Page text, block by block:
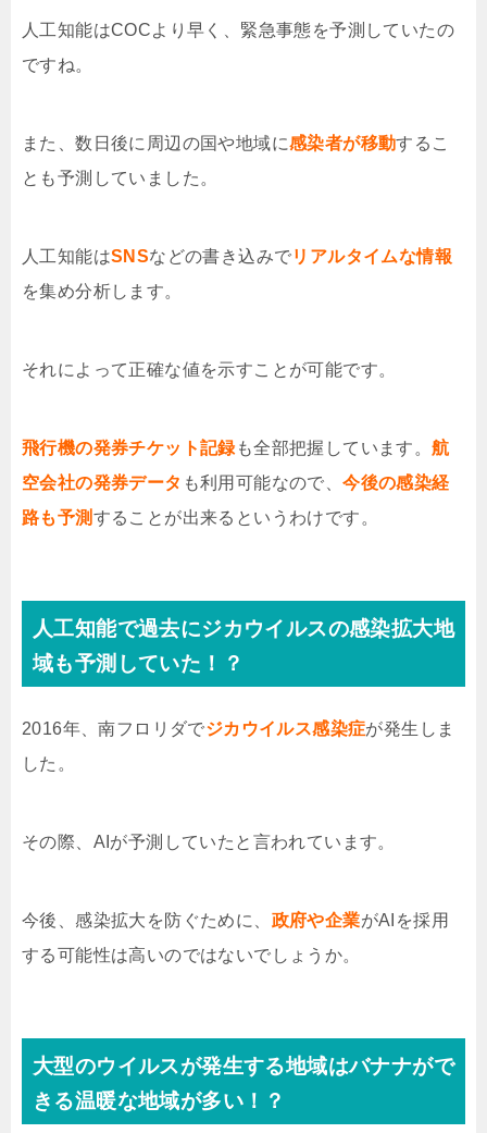
人工知能はCOCより早く、緊急事態を予測していたの
ですね。
また、数日後に周辺の国や地域に感染者が移動するこ
とも予測していました。
人工知能はSNSなどの書き込みでリアルタイムな情報
を集め分析します。
それによって正確な値を示すことが可能です。
飛行機の発券チケット記録も全部把握しています。航
空会社の発券データ も利用可能なので、今後の感染経
路も予測 することが出来るというわけです。
人工知能で過去にジカウイルスの感染拡大地
域も予測していた！？
2016年、南フロリダでジカウイルス感染症が発生しま
した。
その際、AIが予測していたと言われています。
今後、感染拡大を防ぐために、 政府や企業がAIを採用
する可能性は高いのではないでしょうか。
大型のウイルスが発生する地域はバナナがで
きる温暖な地域が多い！？